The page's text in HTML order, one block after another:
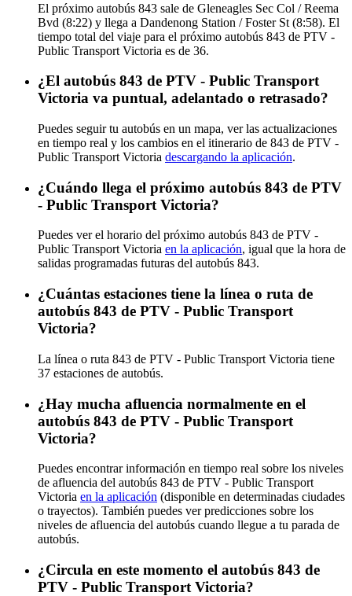
El próximo autobús 843 sale de Gleneagles Sec Col / Reema
Bvd (8:22) y llega a Dandenong Station / Foster St (8:58). El
tiempo total del viaje para el próximo autobús 843 de PTV -
Public Transport Victoria es de 36.
¿El autobús 843 de PTV - Public Transport
Victoria va puntual, adelantado o retrasado?
Puedes seguir tu autobús en un mapa, ver las actualizaciones
en tiempo real y los cambios en el itinerario de 843 de PTV -
Public Transport Victoria descargando la aplicación.
¿Cuándo llega el próximo autobús 843 de PTV
- Public Transport Victoria?
Puedes ver el horario del próximo autobús 843 de PTV -
Public Transport Victoria en la aplicación, igual que la hora de
salidas programadas futuras del autobús 843.
¿Cuántas estaciones tiene la línea o ruta de
autobús 843 de PTV - Public Transport
Victoria?
La línea o ruta 843 de PTV - Public Transport Victoria tiene
37 estaciones de autobús.
¿Hay mucha afluencia normalmente en el
autobús 843 de PTV - Public Transport
Victoria?
Puedes encontrar información en tiempo real sobre los niveles
de afluencia del autobús 843 de PTV - Public Transport
Victoria en la aplicación (disponible en determinadas ciudades
o trayectos). También puedes ver predicciones sobre los
niveles de afluencia del autobús cuando llegue a tu parada de
autobús.
¿Circula en este momento el autobús 843 de
PTV - Public Transport Victoria?